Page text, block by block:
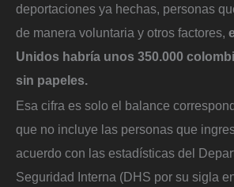
deportaciones ya hechas, personas
de manera voluntaria y otros factores,
Unidos habría unos 350.000
sin papeles.
Esa cifra es solo el balance
que no incluye las personas que
acuerdo con las estadísticas del
Seguridad Interna (DHS por su sigla